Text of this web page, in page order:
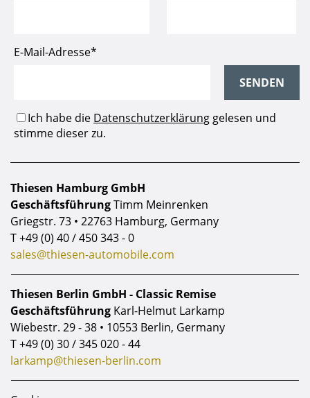
Thiesen Hamburg GmbH
GeschäftsführungTimm Meinrenken
Griegstr. 73 • 22763 Hamburg, Germany
T+49 (0) 40 / 450 343 - 0
sales@thiesen-automobile.com
Thiesen Berlin GmbH - Classic Remise
Geschäftsführung Karl-Helmut Larkamp
Wiebestr. 29 - 38 • 10553 Berlin, Germany
T+49 (0) 30 / 345 020 - 44
larkamp@thiesen-berlin.com